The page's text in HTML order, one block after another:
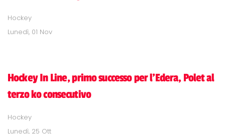
Hockey
Lunedì, 01 Nov
Hockey In Line, primo successo per l'Edera, Polet al
terzo ko consecutivo
Hockey
Lunedì, 25 Ott